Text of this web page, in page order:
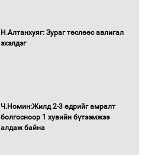
шилжиж, найр наадам, зөвлөгөөн,
гадаад томилолтыг хориглолоо
Н.Алтанхуяг: Зураг төслөөс авлигал
эхэлдэг
Ч.Номин:Жилд 2-3 өдрийг амралт
болгосноор 1 хувийн бүтээмжээ
алдаж байна